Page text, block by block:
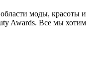
моды, красоты и
Awards. Все мы хотим